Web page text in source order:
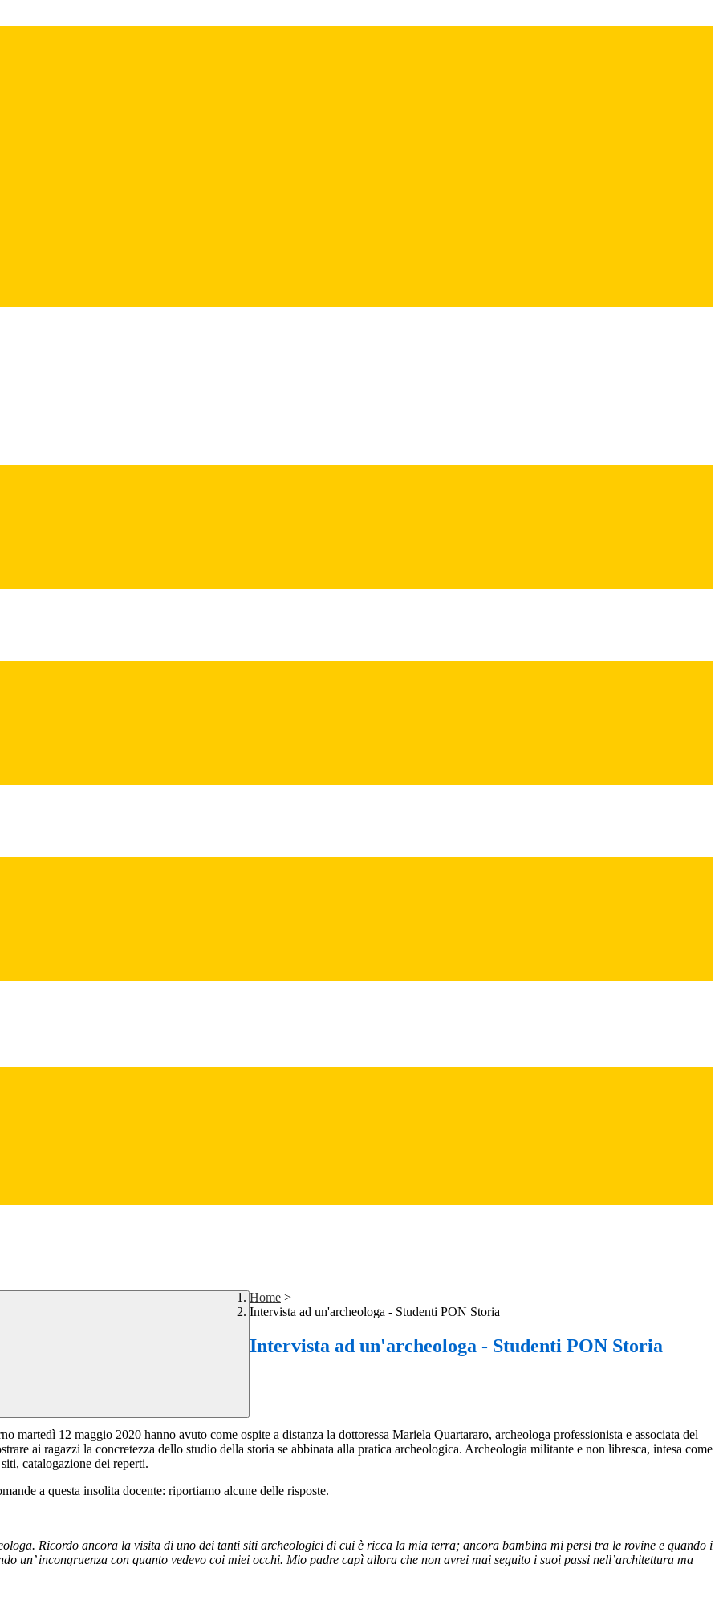
Home >
Intervista ad un'archeologa - Studenti PON Storia
Intervista ad un'archeologa - Studenti PON Storia
12 maggio 2020 hanno avuto come ospite a distanza la dottoressa Mariela Quartararo, archeologa professionista e associata del
ai ragazzi la concretezza dello studio della storia se abbinata alla pratica archeologica. Archeologia militante e non libresca, intesa come
catalogazione dei reperti.
a questa insolita docente: riportiamo alcune delle risposte.
Ricordo ancora la visita di uno dei tanti siti archeologici di cui è ricca la mia terra; ancora bambina mi persi tra le rovine e quando i
un’ incongruenza con quanto vedevo coi miei occhi. Mio padre capì allora che non avrei mai seguito i suoi passi nell’architettura ma